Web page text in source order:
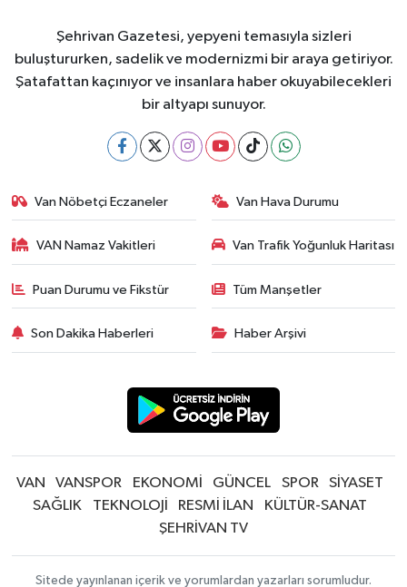
Şehrivan Gazetesi, yepyeni temasıyla sizleri
buluştururken, sadelik ve modernizmi bir araya getiriyor.
Şatafattan kaçınıyor ve insanlara haber okuyabilecekleri
bir altyapı sunuyor.
Van Nöbetçi Eczaneler Van Hava Durumu
VAN Namaz Vakitleri Van Trafik Yoğunluk Haritası
Puan Durumu ve Fikstür Tüm Manşetler
Son Dakika Haberleri Haber Arşivi
VAN VANSPOR EKONOMİ GÜNCEL SPOR
SİYASET
SAĞLIK
TEKNOLOJİ RESMİ İLAN
KÜLTÜR-SANAT
ŞEHRİVAN TV
Sitede yayınlanan içerik ve yorumlardan yazarları sorumludur.